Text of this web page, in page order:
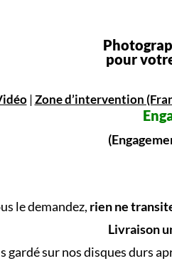
pour
|Zone d’intervention
le demandez, rien ne
Livraison
gardé sur nos disques durs